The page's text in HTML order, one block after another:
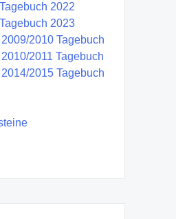
2022
2023
2010 Tagebuch
2011 Tagebuch
2015 Tagebuch